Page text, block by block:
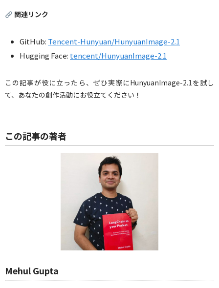
関連リンク
GitHub: Tencent-Hunyuan/HunyuanImage-2.1
Hugging Face: tencent/HunyuanImage-2.1
この記事が役に立ったら、ぜひ実際にHunyuanImage-2.1を試し
て、あなたの創作活動にお役立てください！
この記事の著者
Mehul Gupta